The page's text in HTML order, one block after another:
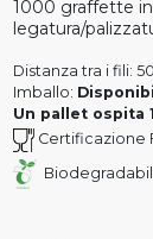
1000 graffette
legatura/
Distanza tra i fili:
Imballo:
Un pallet ospita
Certificazione